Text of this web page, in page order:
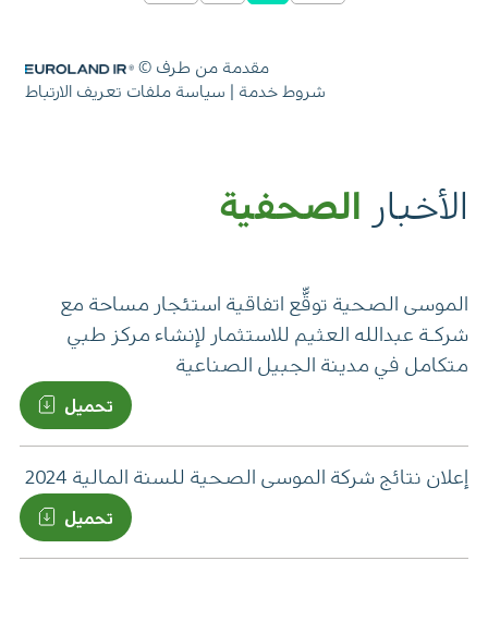
الأخبار الصحفية
الموسى الصحية توقّّع اتفاقية استئجار مساحة مع
شرکـة عبدالله العثيم للاستثمار لإنشاء مركز طبي
متكامل في مدينة الجبيل الصناعية
تحميل
إعلان نتائج شركة الموسى الصحية للسنة المالية 2024
تحميل